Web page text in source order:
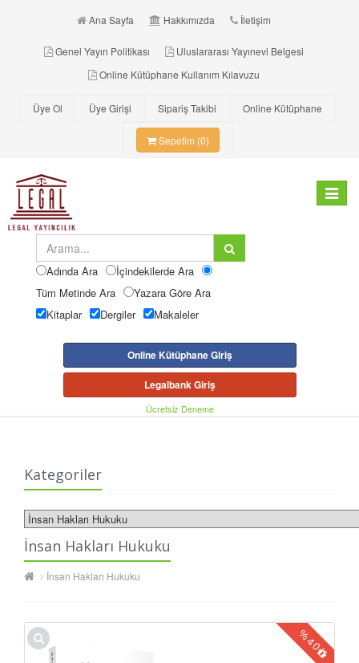
Ana Sayfa Hakkımızda İletişim
Genel Yayın Politikası
Uluslararası Yayınevi Belgesi
Online Kütüphane Kullanım Kılavuzu
Üye Ol Üye Girişi Sipariş Takibi Online Kütüphane
Sepetim (0)
Toggle
Adında Ara
İçindekilerde Ara
Tüm Metinde Ara
Yazara Göre Ara
Kitaplar
Dergiler Makaleler
Online Kütüphane Giriş
Legalbank Giriş
Ücretsiz Deneme
Kategoriler
İnsan Hakları Hukuku
İnsan Hakları Hukuku
%40